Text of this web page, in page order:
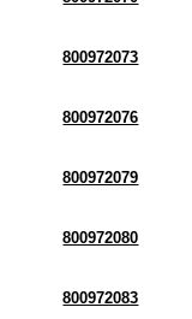
800972073
800972076
800972079
800972080
800972083